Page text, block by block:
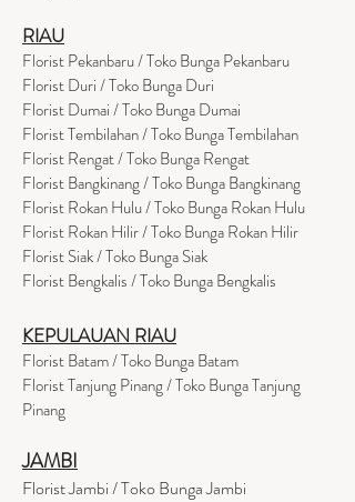
RIAU
Florist Pekanbaru / Toko Bunga Pekanbaru
Florist Duri / Toko Bunga Duri
Florist Dumai / Toko Bunga Dumai
Florist Tembilahan / Toko Bunga Tembilahan
Florist Rengat / Toko Bunga Rengat
Florist Bangkinang / Toko Bunga Bangkinang
Florist Rokan Hulu / Toko Bunga Rokan Hulu
Florist Rokan Hilir / Toko Bunga Rokan Hilir
Florist Siak / Toko Bunga Siak
Florist Bengkalis / Toko Bunga Bengkalis
KEPULAUAN RIAU
Florist Batam / Toko Bunga Batam
Florist Tanjung Pinang / Toko Bunga Tanjung
Pinang
JAMBI
Florist Jambi / Toko Bunga Jambi